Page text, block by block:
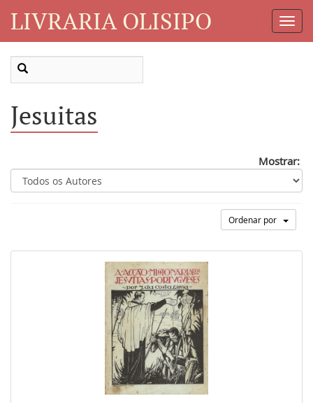
LIVRARIA OLISIPO
Jesuitas
Mostrar:
Ordenar por